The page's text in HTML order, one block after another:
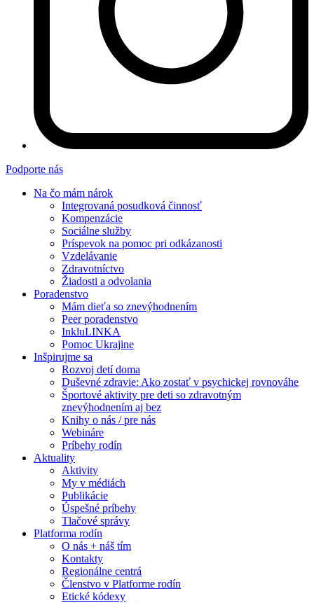
Podporte nás
Na čo mám nárok
Integrovaná posudková činnosť
Kompenzácie
Sociálne služby
Príspevok na pomoc pri odkázanosti
Vzdelávanie
Zdravotníctvo
Žiadosti a odvolania
Poradenstvo
Mám dieťa so znevýhodnením
Peer poradenstvo
InkluLINKA
Pomoc Ukrajine
Inšpirujme sa
Rozvoj detí doma
Duševné zdravie: Ako zostať v psychickej rovnováhe
Športové aktivity pre deti so zdravotným
znevýhodnením aj bez
Knihy o nás / pre nás
Webináre
Príbehy rodín
Aktuality
Aktivity
My v médiách
Publikácie
Úspešné príbehy
Tlačové správy
Platforma rodín
O nás + náš tím
Kontakty
Regionálne centrá
Členstvo v Platforme rodín
Etické kódexy